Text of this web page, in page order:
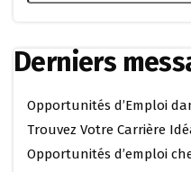
Derniers
Opportunités d’Emploi
Trouvez Votre Carrière
Opportunités d’emploi